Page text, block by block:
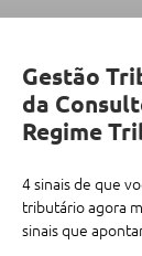
Gestão
da
Regime
4 sinais de que
tributário agora
sinais que